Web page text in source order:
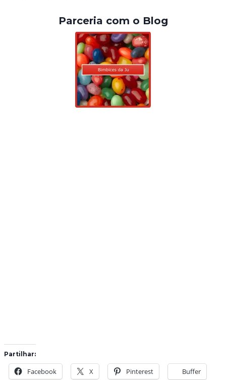
Parceria com o Blog
Partilhar:
Facebook X Pinterest Buffer